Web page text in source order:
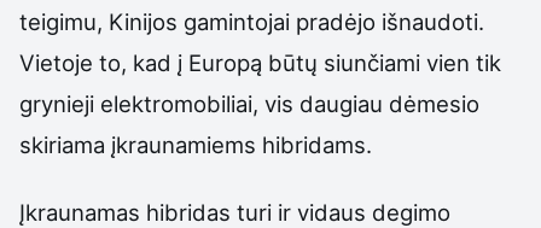
teigimu, Kinijos gamintojai pradėjo išnaudoti.
Vietoje to, kad į Europą būtų siunčiami vien tik
grynieji elektromobiliai, vis daugiau dėmesio
skiriama įkraunamiems hibridams.
Įkraunamas hibridas turi ir vidaus degimo